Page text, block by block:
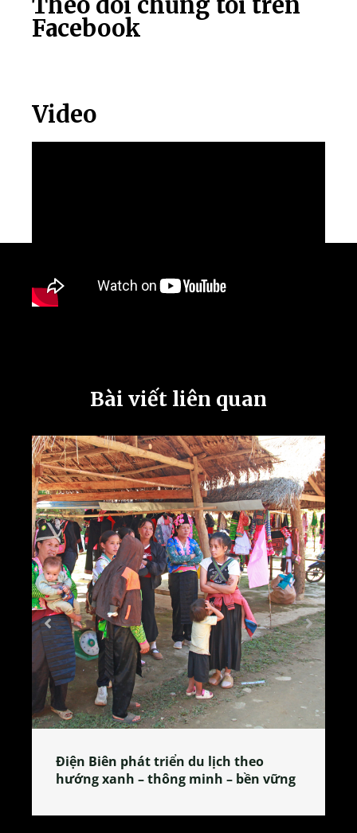
Facebook
Video
Bài viết liên quan
Làng làm bánh tẻ Phú Nhi – nơi lan
tỏa đặc sản xứ Đoài